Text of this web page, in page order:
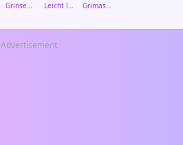
Grinsendes Gesicht Leicht lächelndes Gesicht Grimassierendes Gesicht
Advertisement